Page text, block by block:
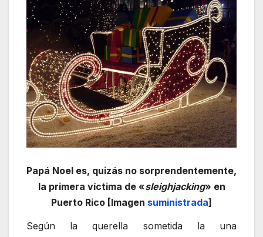
Papá Noel es, quizás no sorprendentemente,
la primera víctima de «sleighjacking» en
Puerto Rico [Imagen suministrada]
Según la querella sometida la una